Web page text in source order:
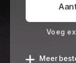
Voeg
Meer